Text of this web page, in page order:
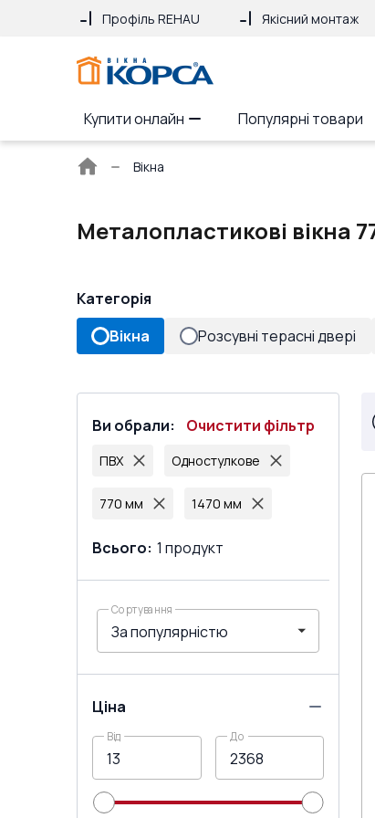
Профіль REHAU Якісний монтаж
Купити онлайн Популярні товари
Головна
Вікна
Металопластикові вікна
Категорія
Вікна
Розсувні терасні двері
Ви обрали: Очистити фільтр
ПВХ Одностулкове
770 мм 1470 мм
Всього: 1 продукт
Сортування
Ціна
Від До